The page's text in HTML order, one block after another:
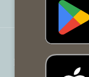
HRMorgen.nl